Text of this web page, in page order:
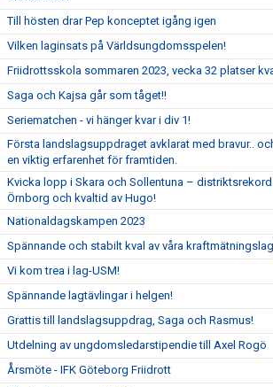
Till hösten drar Pep konceptet igång igen
Vilken laginsats på Världsungdomsspelen!
Friidrottsskola sommaren 2023, vecka 32 platser
Saga och Kajsa går som tåget!!
Seriematchen - vi hänger kvar i div 1!
Första landslagsuppdraget avklarat med bravur..
en viktig erfarenhet för framtiden.
Kvicka lopp i Skara och Sollentuna – distriktsrekord
Örnborg och kvaltid av Hugo!
Nationaldagskampen 2023
Spännande och stabilt kval av våra
Vi kom trea i lag-USM!
Spännande lagtävlingar i helgen!
Grattis till landslagsuppdrag, Saga och Rasmus!
Utdelning av ungdomsledarstipendie till Axel Rogö
Årsmöte - IFK Göteborg Friidrott